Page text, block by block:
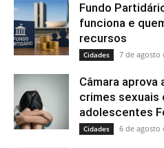
Fundo
funciona e
recursos
Cidades 7 de agosto
Câmara aprova
crimes sexuais
adolescentes
Cidades 6 de agosto